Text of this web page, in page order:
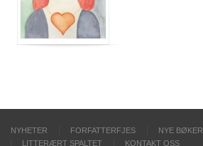
NYHETER FORFATTERFJES NYE BØKER
LITTERÆRT SPALTET
KONTAKT OSS